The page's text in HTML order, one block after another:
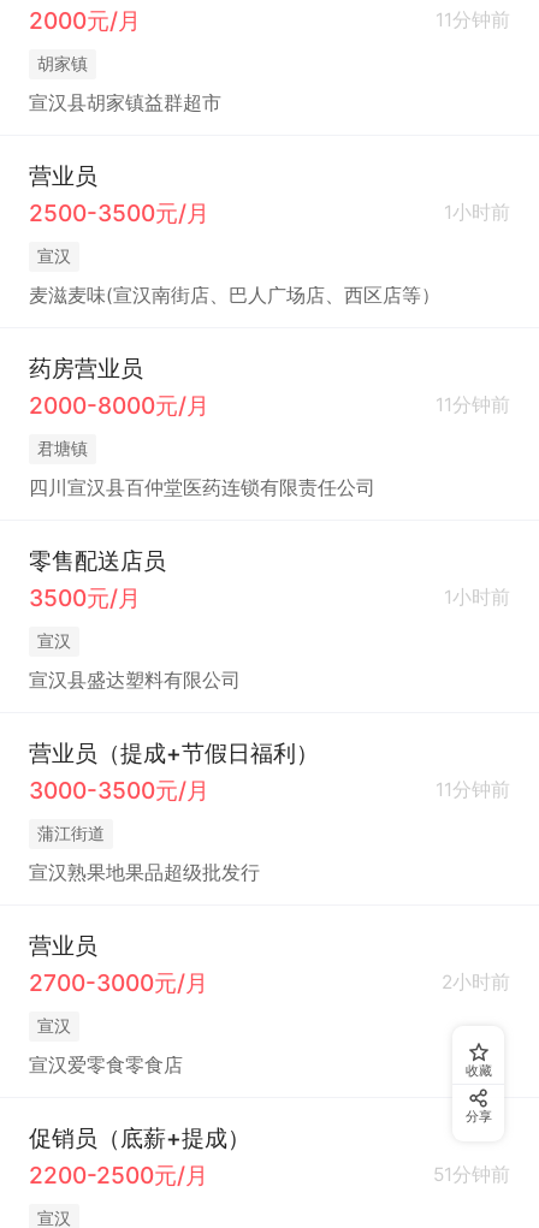
2000元/月
11分钟前
胡家镇
宣汉县胡家镇益群超市
营业员
2500-3500元/月
1小时前
宣汉
麦滋麦味(宣汉南街店、巴人广场店、西区店等）
药房营业员
2000-8000元/月
11分钟前
君塘镇
四川宣汉县百仲堂医药连锁有限责任公司
零售配送店员
3500元/月
1小时前
宣汉
宣汉县盛达塑料有限公司
营业员（提成+节假日福利）
3000-3500元/月
11分钟前
蒲江街道
宣汉熟果地果品超级批发行
营业员
2700-3000元/月
2小时前
宣汉
宣汉爱零食零食店
促销员（底薪+提成）
2200-2500元/月
51分钟前
宣汉
收藏
分享